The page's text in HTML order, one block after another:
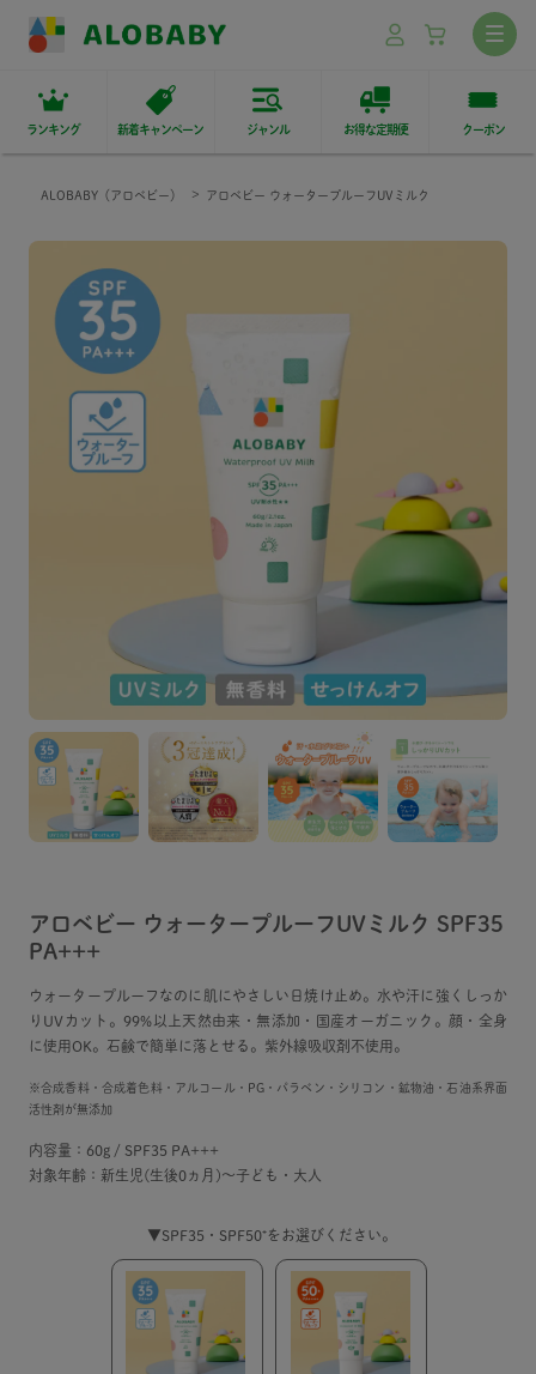
ランキング 新着キャンペーン ジャンル お得な定期便 クーポン
ALOBABY（アロベビー） アロベビー ウォータープルーフUVミルク
アロベビー ウォータープルーフUVミルク SPF35
PA+++
ウォータープルーフなのに肌にやさしい日焼け止め。水や汗に強くしっか
りUVカット。99%以上天然由来・無添加・国産オーガニック。顔・全身
に使用OK。石鹸で簡単に落とせる。紫外線吸収剤不使用。
※合成香料・合成着色料・アルコール・PG・パラベン・シリコン・鉱物油・石油系界面
活性剤が無添加
内容量：60g / SPF35 PA+++
対象年齢：新生児(生後0ヵ月)～子ども・大人
▼SPF35・SPF50⁺をお選びください。